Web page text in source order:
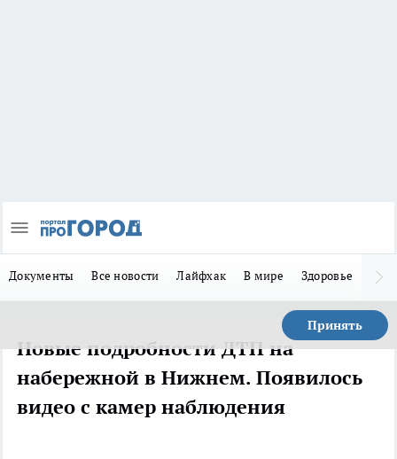
Документы Все новости Лайфхак В мире Здоровье
Принять
Новые подробности ДТП на
набережной в Нижнем. Появилось
видео с камер наблюдения